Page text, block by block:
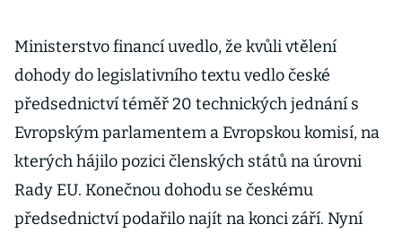
Ministerstvo financí uvedlo, že kvůli vtělení
dohody do legislativního textu vedlo české
předsednictví téměř 20 technických jednání s
Evropským parlamentem a Evropskou komisí, na
kterých hájilo pozici členských států na úrovni
Rady EU. Konečnou dohodu se českému
předsednictví podařilo najít na konci září. Nyní